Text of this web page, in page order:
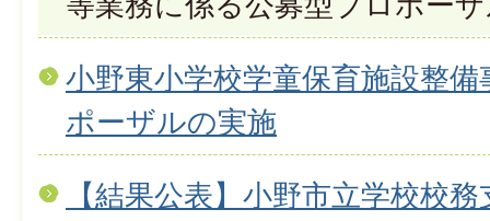
小野東小学校学童保育施設整
ポーザルの実施
【結果公表】小野市立学校校